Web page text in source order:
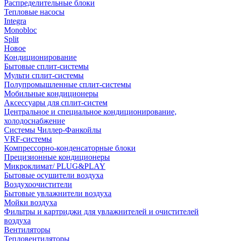
Распределительные блоки
Тепловые насосы
Integra
Monobloc
Split
Новое
Кондиционирование
Бытовые сплит-системы
Мульти сплит-системы
Полупромышленные сплит-системы
Мобильные кондиционеры
Аксессуары для сплит-систем
Центральное и специальное кондиционирование,
холодоснабжение
Системы Чиллер-Фанкойлы
VRF-системы
Компрессорно-конденсаторные блоки
Прецизионные кондиционеры
Микроклимат/ PLUG&PLAY
Бытовые осушители воздуха
Воздухоочистители
Бытовые увлажнители воздуха
Мойки воздуха
Фильтры и картриджи для увлажнителей и очистителей
воздуха
Вентиляторы
Тепловентиляторы